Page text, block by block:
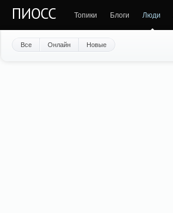
ПИОСС Топики Блоги Люди
Все Онлайн Новые